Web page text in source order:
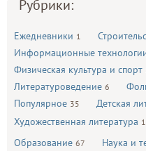
Рубрики:
Ежедневники 1
Информационные
Физическая культура и спорт
Литературоведение 6
Популярное 35 Детская
Художественная литература
Образование 67 Наука и